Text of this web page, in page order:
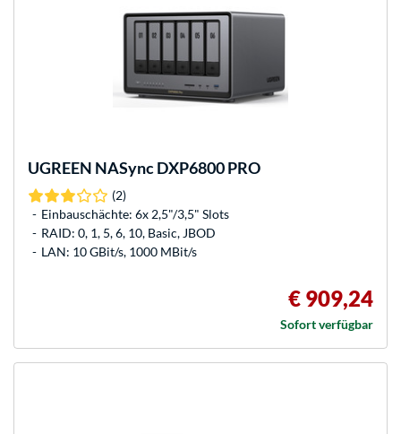
UGREEN NASync DXP6800 PRO
(2)
Einbauschächte: 6x 2,5"/3,5" Slots
RAID: 0, 1, 5, 6, 10, Basic, JBOD
LAN: 10 GBit/s, 1000 MBit/s
€ 909,24
Sofort verfügbar